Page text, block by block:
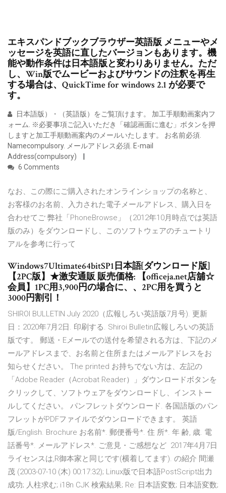
エキスパンドブックブラウザー英語版 メニューやメ
ッセージを英語に直したバージョンもあります。機
能や動作条件は日本語版と変わりありません。ただ
し、Win版でムービーおよびサウンドの注釈を再生
する場合は、QuickTime for windows 2.1 が必要で
す。
日本語版）・（英語版）をご覧頂けます。 加工手順動画案内フ
ォーム. ※必要事項ご記入いただき「確認画面に進む」ボタンを押
しますと加工手順動画案内のメールいたします。 お名前必須.
Namecompulsory. メールアドレス必須. E-mail
Address(compulsory)
6 Comments
なお、この際にご購入されたオンラインショップの名称と、
お客様のお名前、入力された電子メールアドレス、購入日を
合わせてご 弊社「PhoneBrowse」（2012年10月時点では英語
版のみ）をダウンロードし、このソフトウェアのチュートリ
アルを参考に行って
Windows7Ultimate64bitSP1日本語[ダウンロード版]
【2PC版】★激安通販 販売価格: 【officeja.net店舖☆
会員】1PC用3,900円の場合に、、2PC用を買うと
3000円割引！
SHIROI BULLETIN July 2020（広報しろい英語版7月号). 更新
日：2020年7月2日. 印刷する. Shiroi Bulletin広報しろいの英語
版です。 郵送・Eメールでの送付を希望される方は、下記のメ
ールアドレスまで、お名前と住所またはメールアドレスをお
知らせください。 The printed お持ちでない方は、左記の
「Adobe Reader（Acrobat Reader）」ダウンロードボタンを
クリックして、ソフトウェアをダウンロードし、インストー
ルしてください。 パンフレットダウンロード. 各国語版のパン
フレットがPDFファイルでダウンロードできます。 英語
版/English. Brochure お名前*. 郵便番号*. 住 所*. 年 齢, 歳. 電
話番号*. メールアドレス*. ご意見・ご感想など 2017年4月7日
ライセンスは,R御本家と同じです(横着してます). の紹介 間瀬
茂 (2003-07-10 (木) 00:17:32); Linux版で日本語PostScript出力
成功; 人柱求む; i18n CJK 検索結果; Re: 日本語変数; 日本語変数;